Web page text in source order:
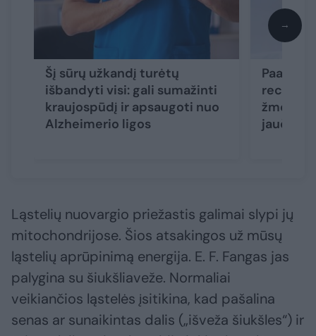
Šį sūrų užkandį turėtų
išbandyti visi: gali sumažinti
kraujospūdį ir apsaugoti nuo
Alzheimerio ligos
žmonės
jaučiasi
→
Ląstelių nuovargio priežastis galimai slypi jų
mitochondrijose. Šios atsakingos už mūsų
ląstelių aprūpinimą energija. E. F. Fangas jas
palygina su šiukšliaveže. Normaliai
veikiančios ląstelės įsitikina, kad pašalina
senas ar sunaikintas dalis („išveža šiukšles“) ir